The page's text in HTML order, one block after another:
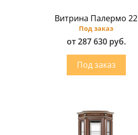
Витрина Палермо 22
Под заказ
от 287 630 руб.